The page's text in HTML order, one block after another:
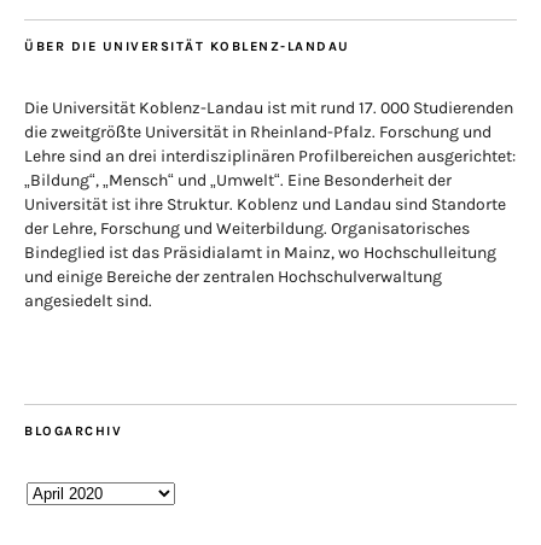
ÜBER DIE UNIVERSITÄT KOBLENZ-LANDAU
Die Universität Koblenz-Landau ist mit rund 17. 000 Studierenden
die zweitgrößte Universität in Rheinland-Pfalz. Forschung und
Lehre sind an drei interdisziplinären Profilbereichen ausgerichtet:
„Bildung“, „Mensch“ und „Umwelt“. Eine Besonderheit der
Universität ist ihre Struktur. Koblenz und Landau sind Standorte
der Lehre, Forschung und Weiterbildung. Organisatorisches
Bindeglied ist das Präsidialamt in Mainz, wo Hochschulleitung
und einige Bereiche der zentralen Hochschulverwaltung
angesiedelt sind.
BLOGARCHIV
Blogarchiv